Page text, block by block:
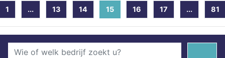
1 ... 13 14 15 (current)
16 17 ... 81